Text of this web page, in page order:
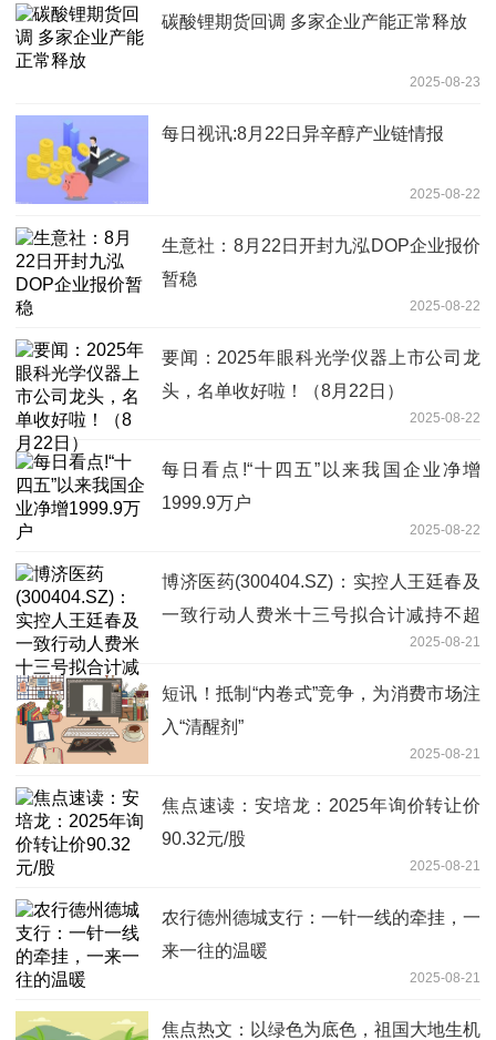
碳酸锂期货回调 多家企业产能正常释放
2025-08-23
每日视讯:8月22日异辛醇产业链情报
2025-08-22
生意社：8月22日开封九泓DOP企业报价
暂稳
2025-08-22
要闻：2025年眼科光学仪器上市公司龙
头，名单收好啦！（8月22日）
2025-08-22
每日看点!“十四五”以来我国企业净增
1999.9万户
2025-08-22
博济医药(300404.SZ)：实控人王廷春及
一致行动人费米十三号拟合计减持不超
2025-08-21
短讯！抵制“内卷式”竞争，为消费市场注
入“清醒剂”
2025-08-21
焦点速读：安培龙：2025年询价转让价
90.32元/股
2025-08-21
农行德州德城支行：一针一线的牵挂，一
来一往的温暖
2025-08-21
焦点热文：以绿色为底色，祖国大地生机